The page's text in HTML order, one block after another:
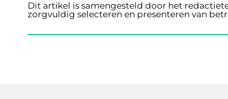
Dit artikel is samengesteld door het
zorgvuldig selecteren en presenteren van